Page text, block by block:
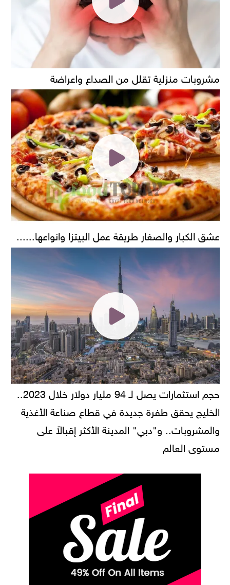
مشروبات منزلية تقلل من الصداع واعراضة
عشق الكبار والصغار طريقة عمل البيتزا وانواعها......
حجم استثمارات يصل لـ 94 مليار دولار خلال 2023..
الخليج يحقق طفرة جديدة في قطاع صناعة الأغذية
والمشروبات.. و"دبي" المدينة الأكثر إقبالاً على
مستوى العالم